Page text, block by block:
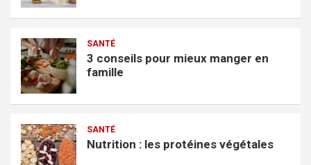
SANTÉ
3 conseils pour mieux manger en
famille
SANTÉ
Nutrition : les protéines végétales